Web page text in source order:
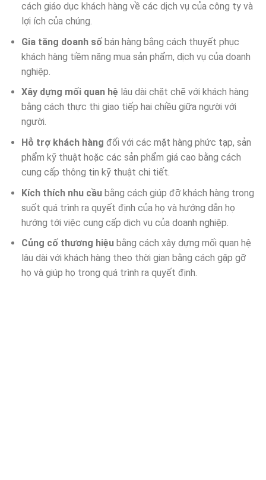
cách giáo dục khách hàng về các dịch vụ của công ty và
lợi ích của chúng.
Gia tăng doanh sốbán hàng bằng cách thuyết phục
khách hàng tiềm năng mua sản phẩm, dịch vụ của doanh
nghiệp.
Xây dựng mối quan hệ lâu dài chặt chẽ với khách hàng
bằng cách thực thi giao tiếp hai chiều giữa người với
người.
Hỗ trợ khách hàng đối với các mặt hàng phức tạp, sản
phẩm kỹ thuật hoặc các sản phẩm giá cao bằng cách
cung cấp thông tin kỹ thuật chi tiết.
Kích thích nhu cầubằng cách giúp đỡ khách hàng trong
suốt quá trình ra quyết định của họ và hướng dẫn họ
hướng tới việc cung cấp dịch vụ của doanh nghiệp.
Củng cố thương hiệubằng cách xây dựng mối quan hệ
lâu dài với khách hàng theo thời gian bằng cách gặp gỡ
họ và giúp họ trong quá trình ra quyết định.